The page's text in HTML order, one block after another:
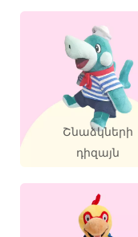
Շնաձկների
դիզայն